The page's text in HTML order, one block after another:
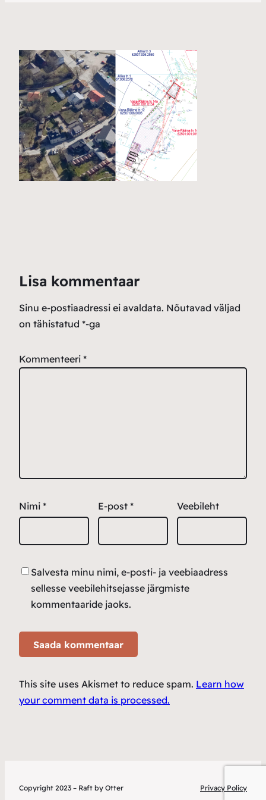
Lisa kommentaar
Sinu e-postiaadressi ei avaldata. Nõutavad väljad
on tähistatud *-ga
Kommenteeri *
Nimi * E-post * Veebileht
Salvesta minu nimi, e-posti- ja veebiaadress
sellesse veebilehitsejasse järgmiste
kommentaaride jaoks.
This site uses Akismet to reduce spam. Learn how
your comment data is processed.
Copyright 2023 – Raft by Otter Privacy Policy